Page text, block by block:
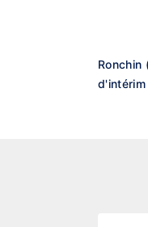
Ronchin
d'intérim